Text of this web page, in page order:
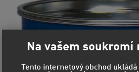
Na vašem soukromí
Tento internetový obchod